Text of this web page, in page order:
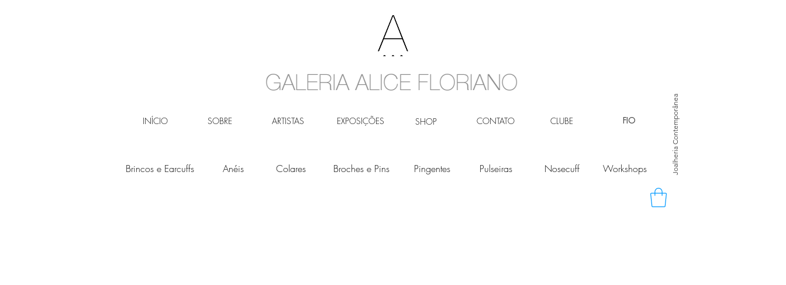
INÍCIO SOBRE ARTISTAS EXPOSIÇÕES SHOP CONTATO CLUBE Joalheria Contemporânea
FIO
Brincos e Earcuffs Anéis Colares Broches e Pins Pingentes Pulseiras Nosecuff Workshops